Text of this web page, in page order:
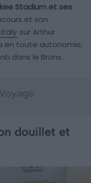
Stadium et ses
et son
sur Arthur
en toute autonomie,
dans le Bronx.
douillet et